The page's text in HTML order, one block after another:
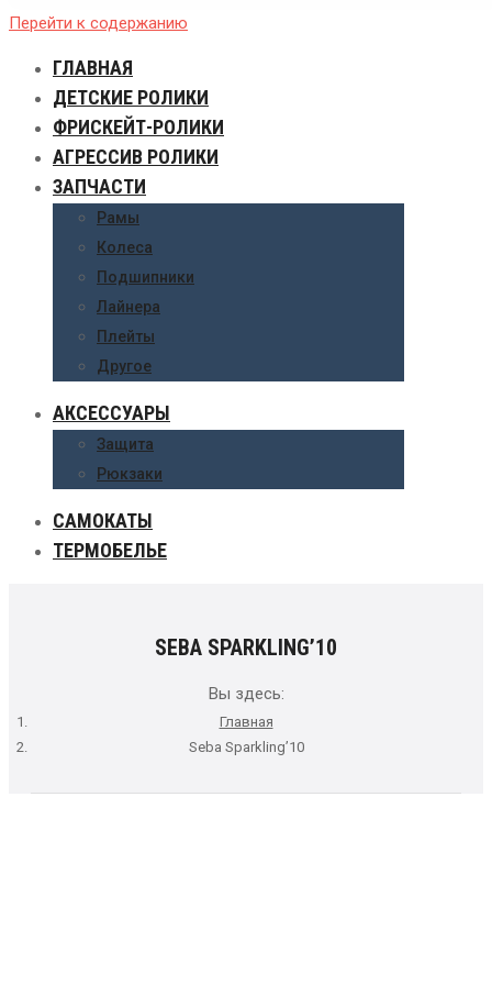
Перейти к содержанию
ГЛАВНАЯ
ДЕТСКИЕ РОЛИКИ
ФРИСКЕЙТ-РОЛИКИ
АГРЕССИВ РОЛИКИ
ЗАПЧАСТИ
Рамы
Колеса
Подшипники
Лайнера
Плейты
Другое
АКСЕССУАРЫ
Защита
Рюкзаки
САМОКАТЫ
ТЕРМОБЕЛЬЕ
SEBA SPARKLING’10
Вы здесь:
Главная
Seba Sparkling’10